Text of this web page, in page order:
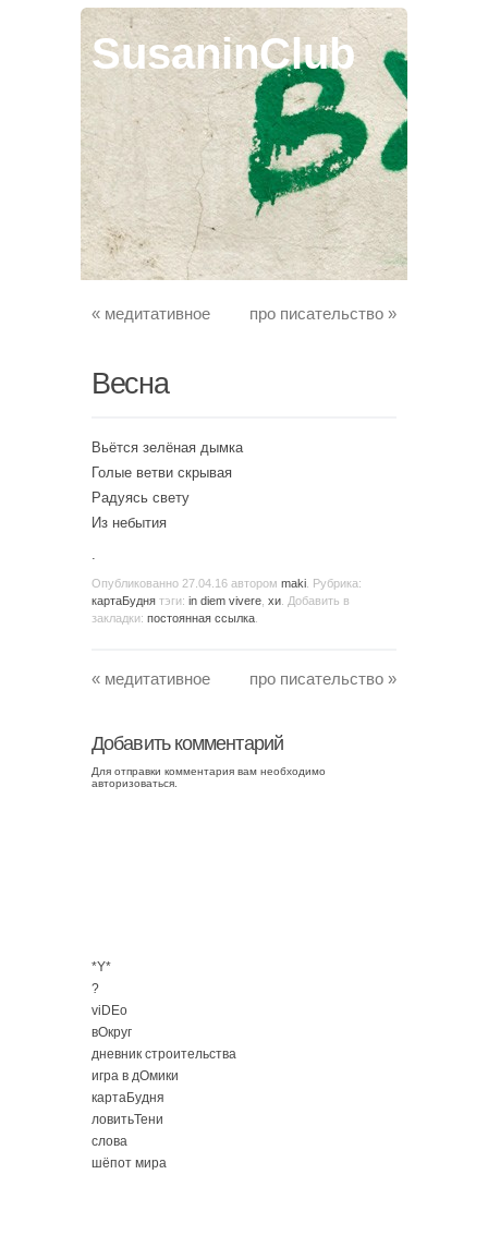
SusaninClub
« медитативное про писательство »
Весна
Вьётся зелёная дымка
Голые ветви скрывая
Радуясь свету
Из небытия
.
Опубликованно 27.04.16 автором maki . Рубрика:
картаБудня тэги: in diem vivere хи . Добавить в
закладки: постоянная ссылка
« медитативное про писательство »
Добавить комментарий
Для отправки комментария вам необходимо
авторизоваться
*Y*
?
viDEo
вОкруг
дневник строительства
игра в дОмики
картаБудня
ловитьТени
слова
шёпот мира